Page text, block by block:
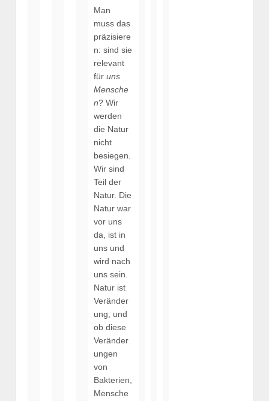
Man
muss das
präzisiere
n: sind sie
relevant
für uns
Mensche
n? Wir
werden
die Natur
nicht
besiegen.
Wir sind
Teil der
Natur. Die
Natur war
vor uns
da, ist in
uns und
wird nach
uns sein.
Natur ist
Veränder
ung, und
ob diese
Veränder
ungen
von
Bakterien,
Mensche